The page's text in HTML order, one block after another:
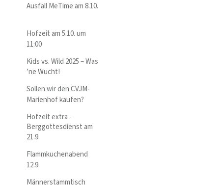
Ausfall MeTime am 8.10.
Hofzeit am 5.10. um
11:00
Kids vs. Wild 2025 – Was
’ne Wucht!
Sollen wir den CVJM-
Marienhof kaufen?
Hofzeit extra -
Berggottesdienst am
21.9.
Flammkuchenabend
12.9.
Männerstammtisch